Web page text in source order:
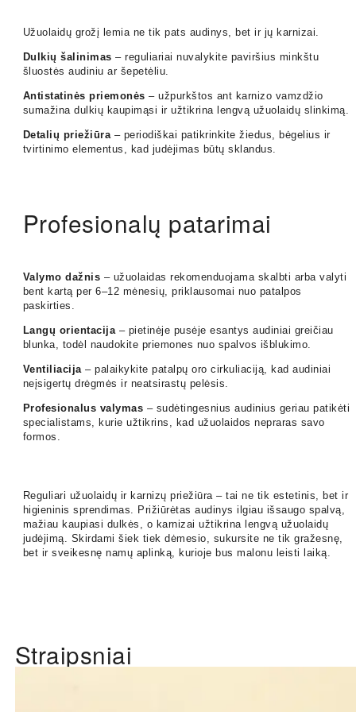
Užuolaidų grožį lemia ne tik pats audinys, bet ir jų karnizai.
Dulkių šalinimas – reguliariai nuvalykite paviršius minkštu
šluostės audiniu ar šepetėliu.
Antistatinės priemonės – užpurkštos ant karnizo vamzdžio
sumažina dulkių kaupimąsi ir užtikrina lengvą užuolaidų slinkimą.
Detalių priežiūra – periodiškai patikrinkite žiedus, bėgelius ir
tvirtinimo elementus, kad judėjimas būtų sklandus.
Profesionalų patarimai
Valymo dažnis – užuolaidas rekomenduojama skalbti arba valyti
bent kartą per 6–12 mėnesių, priklausomai nuo patalpos
paskirties.
Langų orientacija– pietinėje pusėje esantys audiniai greičiau
blunka, todėl naudokite priemones nuo spalvos išblukimo.
Ventiliacija– palaikykite patalpų oro cirkuliaciją, kad audiniai
neįsigertų drėgmės ir neatsirastų pelėsis.
Profesionalus valymas – sudėtingesnius audinius geriau patikėti
specialistams, kurie užtikrins, kad užuolaidos nepraras savo
formos.
Reguliari užuolaidų ir karnizų priežiūra – tai ne tik estetinis, bet ir
higieninis sprendimas. Prižiūrėtas audinys ilgiau išsaugo spalvą,
mažiau kaupiasi dulkės, o karnizai užtikrina lengvą užuolaidų
judėjimą. Skirdami šiek tiek dėmesio, sukursite ne tik gražesnę,
bet ir sveikesnę namų aplinką, kurioje bus malonu leisti laiką.
Straipsniai